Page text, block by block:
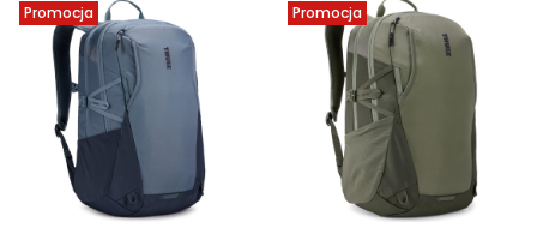
Promocja Promocja